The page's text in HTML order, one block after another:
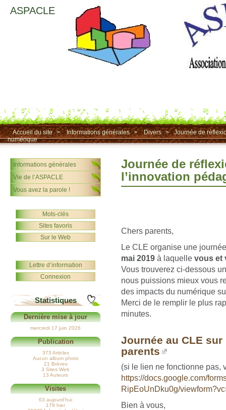
ASPACLE
Accueil du site > Informations générales > Divers >
Journée de
numérique
Journée de
l’innovation
Chers parents,
Le CLE organise une
mai 2019 à laquelle vous et
Vous trouverez ci-dessous
nous puissions mieux vous
des impacts du numérique
Merci de le remplir le plus
minutes.
Journée au CLE
parents
(si le lien ne fonctionne pas,
https://docs.google.com/
RipEoUnDku0g/
Bien à vous,
Informations générales
Vie de l’ASPACLE
Vous avez la parole !
Mots-clés
Sites favoris
Sur le Web
Lettre d’information
Connexion
Statistiques
Dernière mise à jour
mercredi 17 juin 2026
Publication
373 Articles
Aucun album photo
21 Brèves
3 Sites Web
13 Auteurs
Visites
63 aujourd’hui
179 hier